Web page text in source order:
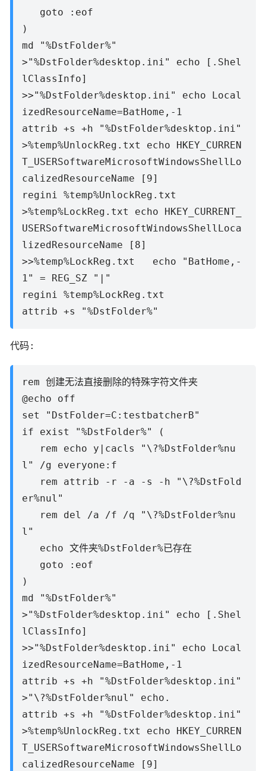
goto :eof
)
md "%DstFolder%"
>"%DstFolder%desktop.ini" echo [.Shel
lClassInfo]
>>"%DstFolder%desktop.ini" echo Local
izedResourceName=BatHome,-1
attrib +s +h "%DstFolder%desktop.ini"
>%temp%UnlockReg.txt echo HKEY_CURREN
T_USERSoftwareMicrosoftWindowsShellLo
calizedResourceName [9]
regini %temp%UnlockReg.txt
>%temp%LockReg.txt echo HKEY_CURRENT_
USERSoftwareMicrosoftWindowsShellLoca
lizedResourceName [8]
>>%temp%LockReg.txt echo "BatHome,-
1" = REG_SZ "|"
regini %temp%LockReg.txt
attrib +s "%DstFolder%"
代码:
rem 创建无法直接删除的特殊字符文件夹
@echo off
set "DstFolder=C:testbatcherB"
if exist "%DstFolder%" (
rem echo y|cacls "\?%DstFolder%nu
l" /g everyone:f
rem attrib -r -a -s -h "\?%DstFold
er%nul"
rem del /a /f /q "\?%DstFolder%nu
l"
echo 文件夹%DstFolder%已存在
goto :eof
)
md "%DstFolder%"
>"%DstFolder%desktop.ini" echo [.Shel
lClassInfo]
>>"%DstFolder%desktop.ini" echo Local
izedResourceName=BatHome,-1
attrib +s +h "%DstFolder%desktop.ini"
>"\?%DstFolder%nul" echo.
attrib +s +h "%DstFolder%desktop.ini"
>%temp%UnlockReg.txt echo HKEY_CURREN
T_USERSoftwareMicrosoftWindowsShellLo
calizedResourceName [9]